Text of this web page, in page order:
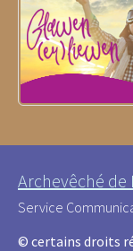
Archevêché
Service
© certains droits